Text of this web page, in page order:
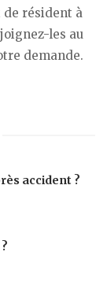
résident à
les au
demande.
accident ?